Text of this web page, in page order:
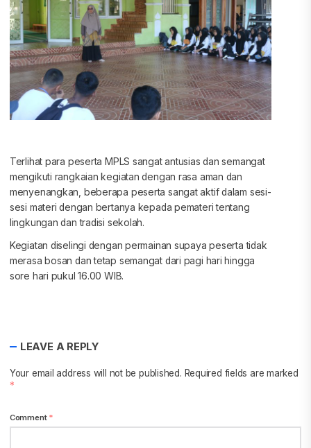
Terlihat para peserta MPLS sangat antusias dan semangat
mengikuti rangkaian kegiatan dengan rasa aman dan
menyenangkan, beberapa peserta sangat aktif dalam sesi-
sesi materi dengan bertanya kepada pemateri tentang
lingkungan dan tradisi sekolah.
Kegiatan diselingi dengan permainan supaya peserta tidak
merasa bosan dan tetap semangat dari pagi hari hingga
sore hari pukul 16.00 WIB.
LEAVE A REPLY
Your email address will not be published. Required fields are marked
*
Comment *